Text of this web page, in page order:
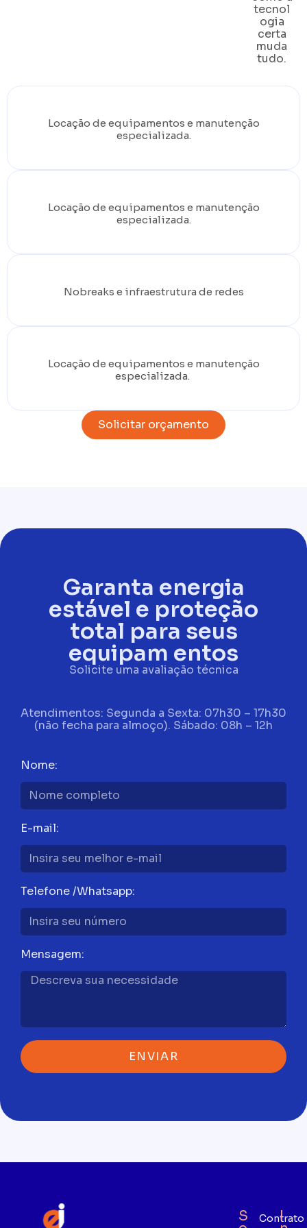
tecnol
ogia
certa
muda
tudo.
Locação de equipamentos e manutenção
especializada.
Locação de equipamentos e manutenção
especializada.
Nobreaks e infraestrutura de redes
Locação de equipamentos e manutenção
especializada.
Solicitar orçamento
Garanta energia
estável e proteção
total para seus
equipam entos
Solicite uma avaliação técnica
Atendimentos: Segunda a Sexta: 07h30 – 17h30
(não fecha para almoço). Sábado: 08h – 12h
Nome:
E-mail:
Telefone /Whatsapp:
Mensagem:
ENVIAR
S
Contrato
I